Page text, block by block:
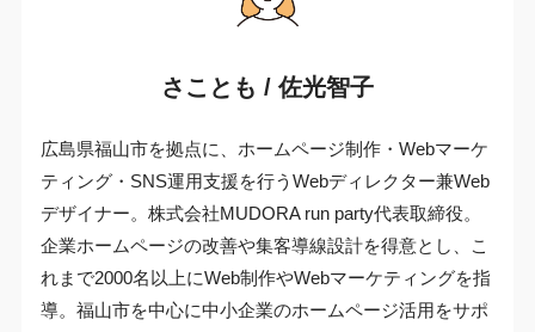
さことも / 佐光智子
広島県福山市を拠点に、ホームページ制作・Webマーケ
ティング・SNS運用支援を行うWebディレクター兼Web
デザイナー。株式会社MUDORA run party代表取締役。
企業ホームページの改善や集客導線設計を得意とし、こ
れまで2000名以上にWeb制作やWebマーケティングを指
導。福山市を中心に中小企業のホームページ活用をサポ